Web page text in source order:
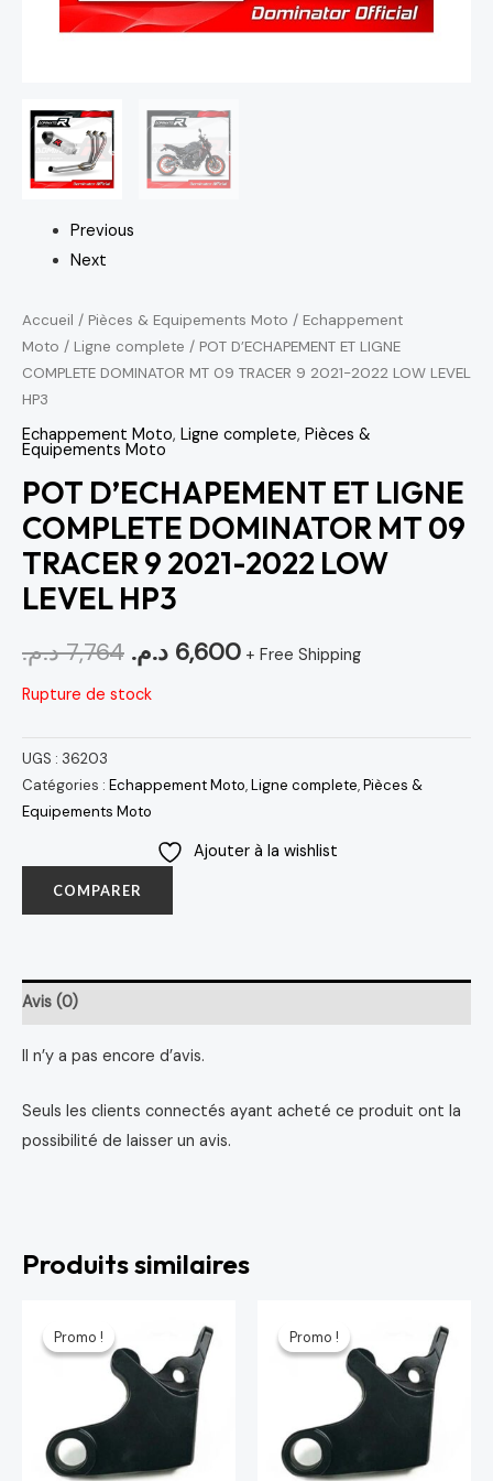
Previous
Next
Accueil / Pièces & Equipements Moto / Echappement
Moto / Ligne complete / POT D’ECHAPEMENT ET LIGNE
COMPLETE DOMINATOR MT 09 TRACER 9 2021-2022 LOW LEVEL
HP3
Echappement Moto, Ligne complete, Pièces &
Equipements Moto
POT D’ECHAPEMENT ET LIGNE
COMPLETE DOMINATOR MT 09
TRACER 9 2021-2022 LOW
LEVEL HP3
7,764 د.م. 6,600 د.م.
+ Free Shipping
Rupture de stock
UGS : 36203
Catégories : Echappement Moto,Ligne complete,Pièces &
Equipements Moto
Ajouter à la wishlist
COMPARER
Avis (0)
Il n’y a pas encore d’avis.
Seuls les clients connectés ayant acheté ce produit ont la
possibilité de laisser un avis.
Produits similaires
Promo !
Promo !
initial actuel
est :
64 د.م..
Promo !
Promo !
initial actuel
est :
64 د.م..